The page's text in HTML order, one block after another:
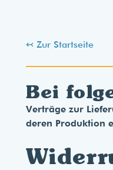
↢ Zur Startseite
Bei
Verträge zur
deren Produktion